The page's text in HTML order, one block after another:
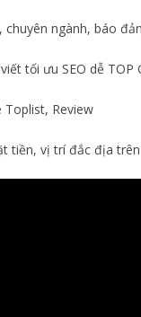
ngành, báo
tối ưu SEO dễ TOP
Toplist, Review
tiền, vị trí đắc địa